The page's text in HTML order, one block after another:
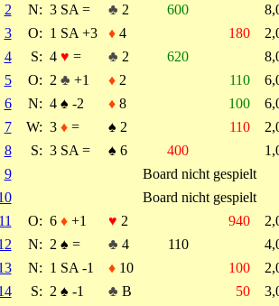
2
N: 3 SA = ♣ 2 600
3
O: 1 SA +3 ♦4 180
4
S: 4 ♥ = ♣ 2 620
5
O: 2 ♣ +1 ♦2 110
6
N: 4 ♠ -2 ♦8 100
7
W: 3 ♦= ♠ 2 110
8
S: 3 SA = ♠ 6 400
9
Board nicht gespielt
Board nicht gespielt
11
O: 6 ♦+1 ♥ 2 940
N: 2 ♠ = ♣ 4 110
N: 1 SA -1 ♦10 100
S: 2 ♠ -1 ♣ B 50